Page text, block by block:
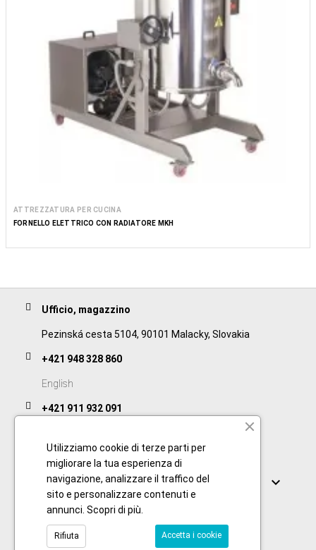
ATTREZZATURA PER CUCINA
FORNELLO ELETTRICO CON RADIATORE MKH
Ufficio, magazzino
Pezinská cesta 5104, 90101 Malacky, Slovakia
+421 948 328 860
English
+421 911 932 091
Collegamenti 
Utilizziamo cookie di terze parti per
migliorare la tua esperienza di
navigazione, analizzare il traffico del
sito e personalizzare contenuti e
annunci. Scopri di più
Accetta i cookie
Rifiuta